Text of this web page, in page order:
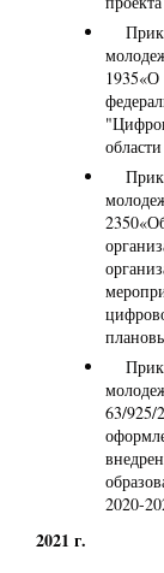
63/925/
2020-
2021 г.